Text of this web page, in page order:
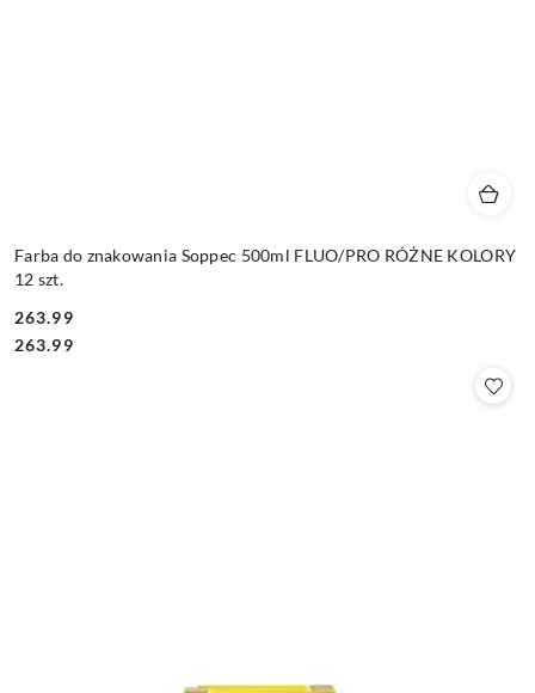
Farba do znakowania Soppec 500ml FLUO/PRO RÓŻNE KOLORY
12 szt.
Cena:
263.99
Cena:
263.99